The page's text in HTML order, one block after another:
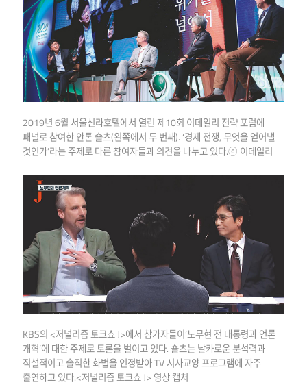
2019년 6월 서울신라호텔에서 열린 제10회 이데일리 전략 포럼에
패널로 참여한 안톤 숄츠(왼쪽에서 두 번째). ‘경제 전쟁, 무엇을 얻어낼
것인가’라는 주제로 다른 참여자들과 의견을 나누고 있다.ⓒ 이데일리
KBS의 <저널리즘 토크쇼 J>에서 참가자들이‘노무현 전 대통령과 언론
개혁’에 대한 주제로 토론을 벌이고 있다. 숄츠는 날카로운 분석력과
직설적이고 솔직한 화법을 인정받아 TV 시사교양 프로그램에 자주
출연하고 있다.<저널리즘 토크쇼 J> 영상 캡처